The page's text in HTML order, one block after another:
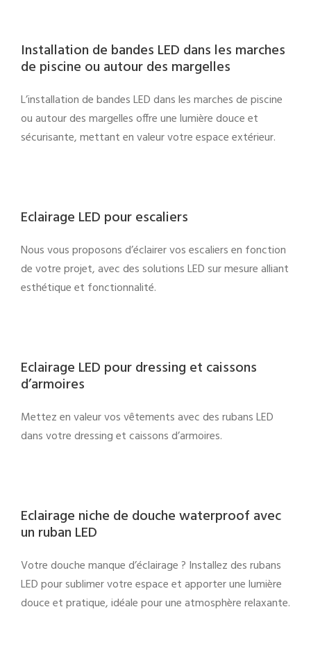
Installation de bandes LED dans les marches
de piscine ou autour des margelles
L’installation de bandes LED dans les marches de piscine
ou autour des margelles offre une lumière douce et
sécurisante, mettant en valeur votre espace extérieur.
Eclairage LED pour escaliers
Nous vous proposons d’éclairer vos escaliers en fonction
de votre projet, avec des solutions LED sur mesure alliant
esthétique et fonctionnalité.
Eclairage LED pour dressing et caissons
d’armoires
Mettez en valeur vos vêtements avec des rubans LED
dans votre dressing et caissons d’armoires.
Eclairage niche de douche waterproof avec
un ruban LED
Votre douche manque d’éclairage ? Installez des rubans
LED pour sublimer votre espace et apporter une lumière
douce et pratique, idéale pour une atmosphère relaxante.